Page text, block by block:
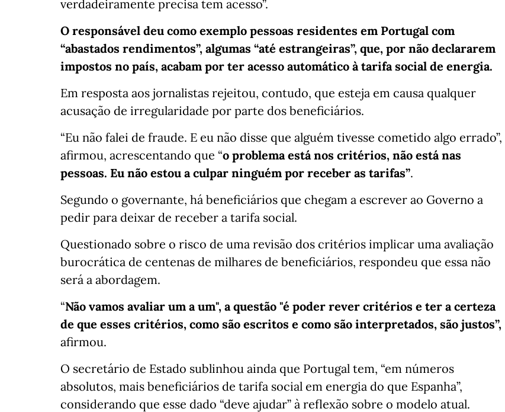
verdadeiramente precisa tem acesso”.
O responsável deu como exemplo pessoas residentes em Portugal com
“abastados rendimentos”, algumas “até estrangeiras”, que, por não declararem
impostos no país, acabam por ter acesso automático à tarifa social de energia.
Em resposta aos jornalistas rejeitou, contudo, que esteja em causa qualquer
acusação de irregularidade por parte dos beneficiários.
“Eu não falei de fraude. E eu não disse que alguém tivesse cometido algo errado”,
afirmou, acrescentando que “o problema está nos critérios, não está nas
pessoas. Eu não estou a culpar ninguém por receber as tarifas”.
Segundo o governante, há beneficiários que chegam a escrever ao Governo a
pedir para deixar de receber a tarifa social.
Questionado sobre o risco de uma revisão dos critérios implicar uma avaliação
burocrática de centenas de milhares de beneficiários, respondeu que essa não
será a abordagem.
“Não vamos avaliar um a um", a questão "é poder rever critérios e ter a certeza
de que esses critérios, como são escritos e como são interpretados, são justos”,
afirmou.
O secretário de Estado sublinhou ainda que Portugal tem, “em números
absolutos, mais beneficiários de tarifa social em energia do que Espanha”,
considerando que esse dado “deve ajudar” à reflexão sobre o modelo atual.